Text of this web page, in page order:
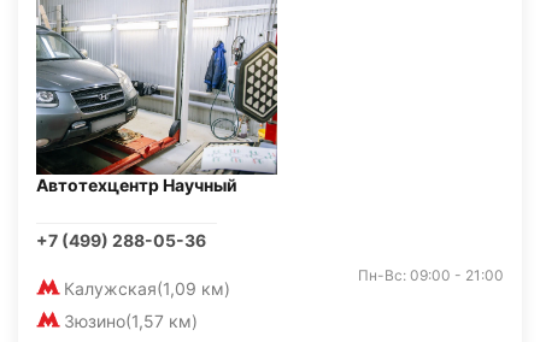
Автотехцентр Научный
+7 (499) 288-05-36
Калужская(1,09 км)
Зюзино(1,57 км)
Пн-Вс: 09:00 - 21:00